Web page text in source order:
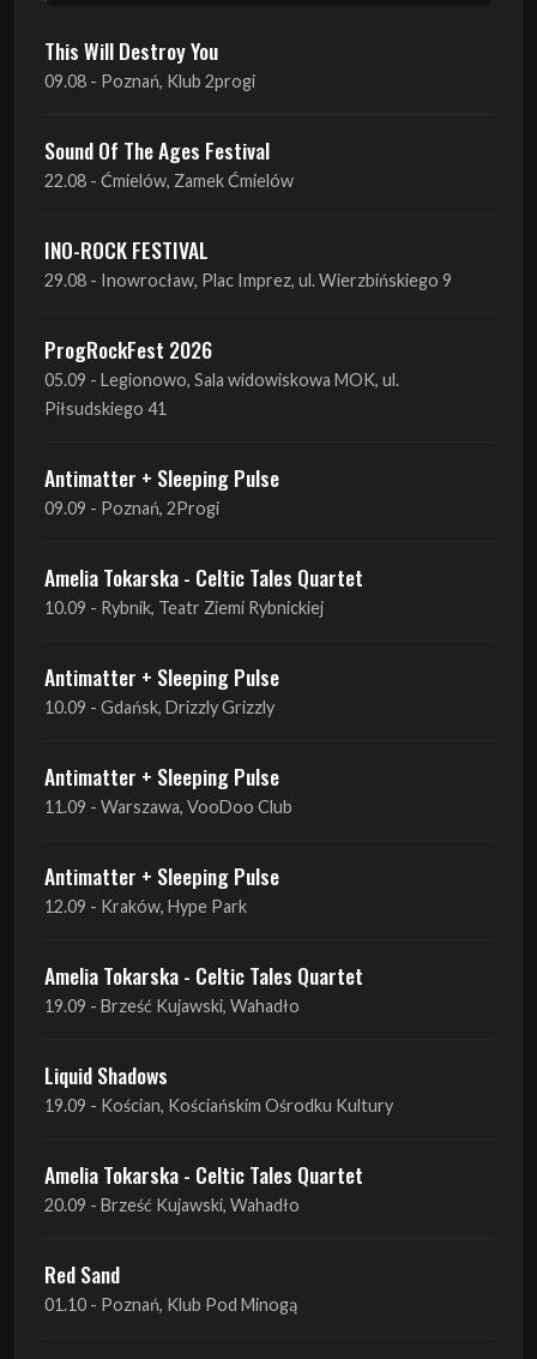
Sound Of The Ages Festival
22.08 - Ćmielów, Zamek Ćmielów
INO-ROCK FESTIVAL
29.08 - Inowrocław, Plac Imprez, ul. Wierzbińskiego 9
ProgRockFest 2026
Antimatter + Sleeping Pulse
09.09 - Poznań, 2Progi
Amelia Tokarska - Celtic Tales Quartet
10.09 - Rybnik, Teatr Ziemi Rybnickiej
Antimatter + Sleeping Pulse
Antimatter + Sleeping Pulse
11.09 - Warszawa, VooDoo Club
Antimatter + Sleeping Pulse
12.09 - Kraków, Hype Park
Amelia Tokarska - Celtic Tales Quartet
19.09 - Brześć Kujawski, Wahadło
Liquid Shadows
19.09 - Kościan, Kościańskim Ośrodku Kultury
Amelia Tokarska - Celtic Tales Quartet
20.09 - Brześć Kujawski, Wahadło
Red Sand
Haken